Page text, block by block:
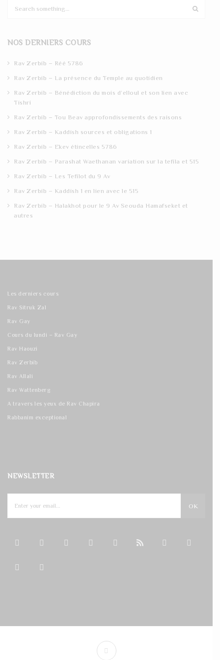
c
NOS DERNIERS COURS
Rav Zerbib – Réé 5786
Rav Zerbib – La présence du Temple au quotidien
Rav Zerbib – Bénédiction du mois d’elloul et son lien avec
Tishri
Rav Zerbib – Tou Beav approfondissements des raisons
Rav Zerbib – Kaddish sources et obligations 1
Rav Zerbib – Ekev étincelles 5786
Rav Zerbib – Parashat Waethanan variation sur la tefila et 515
Rav Zerbib – Les Tefilot du 9 Av
Rav Zerbib – Kaddish 1 en lien avec le 515
Rav Zerbib – Halakhot pour le 9 Av Seouda Hamafseket et
autres
Les derniers cours
Rav Sitruk Zal
Rav Gay
Cours du lundi – Rav Gay
Rav Haouzi
Rav Zerbib
Rav Allali
Rav Wattenberg
A travers les yeux de Rav Chapira
Rabbanim exceptional
NEWSLETTER
OK